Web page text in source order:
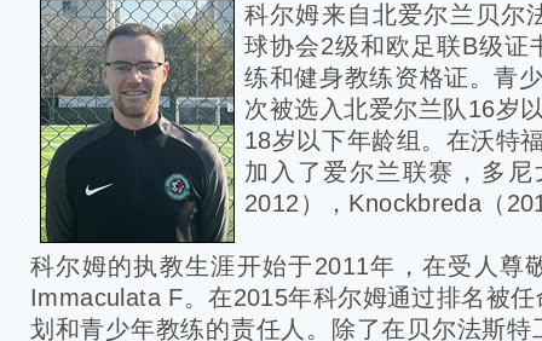
科尔姆来自北爱尔兰贝尔
球协会2级和欧足联B级证
练和健身教练资格证。青
次被选入北爱尔兰队16岁
18岁以下年龄组。在沃特
加入了爱尔兰联赛，多
2012），Knockbreda（
科尔姆的执教生涯开始于2011年，在受人尊
Immaculata F。在2015年科尔姆通过排名被
划和青少年教练的责任人。除了在贝尔法斯